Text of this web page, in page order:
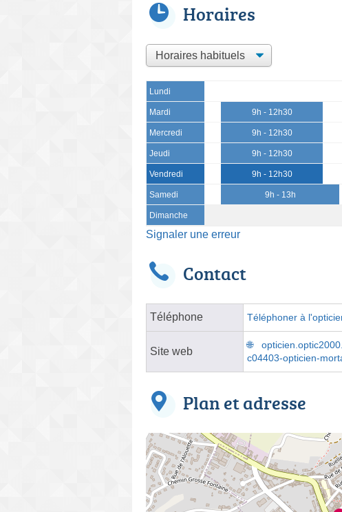
Horaires
Lundi
Mardi 9h - 12h30
Mercredi 9h - 12h30
Jeudi 9h - 12h30
Vendredi 9h - 12h30
Samedi 9h - 13h
Dimanche
Signaler une erreur
Contact
Téléphone Téléphoner à
Site web
c04403-opticien-
Plan et adresse